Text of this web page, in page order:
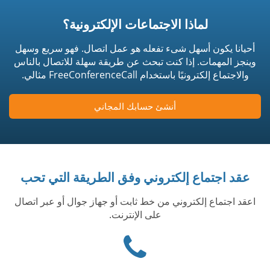
لماذا الاجتماعات الإلكترونية؟
أحيانا يكون أسهل شىء تفعله هو عمل اتصال. فهو سريع وسهل
وينجز المهمات. إذا كنت تبحث عن طريقة سهلة للاتصال بالناس
والاجتماع إلكترونيًا باستخدام FreeConferenceCall مثالي.
أنشئ حسابك المجاني
عقد اجتماع إلكتروني وفق الطريقة التي تحب
اعقد اجتماع إلكتروني من خط ثابت أو جهاز جوال أو عبر اتصال
على الإنترنت.
Phone